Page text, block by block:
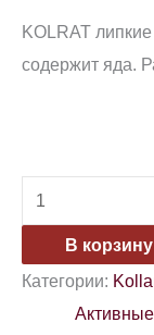
KOLRAT
содержит яда.
В корзину
Категории: